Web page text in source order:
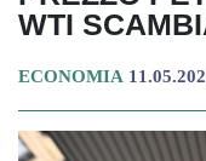
WTI
ECONOMIA